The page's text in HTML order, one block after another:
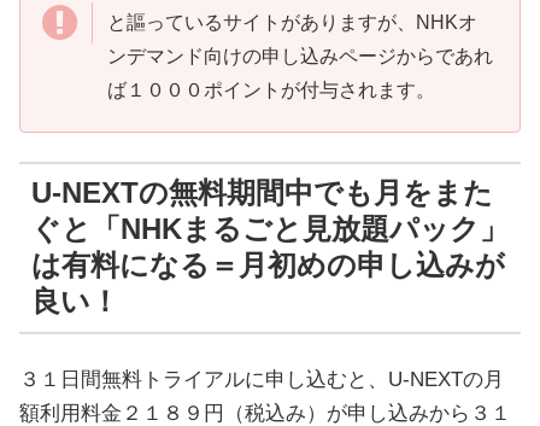
と謳っているサイトがありますが、NHKオ
ンデマンド向けの申し込みページからであれ
ば１０００ポイントが付与されます。
U-NEXTの無料期間中でも月をまた
ぐと「NHKまるごと見放題パック」
は有料になる＝月初めの申し込みが
良い！
３１日間無料トライアルに申し込むと、U-NEXTの月
額利用料金２１８９円（税込み）が申し込みから３１